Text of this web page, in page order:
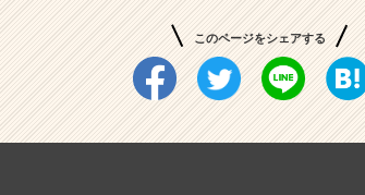
このページをシェアする